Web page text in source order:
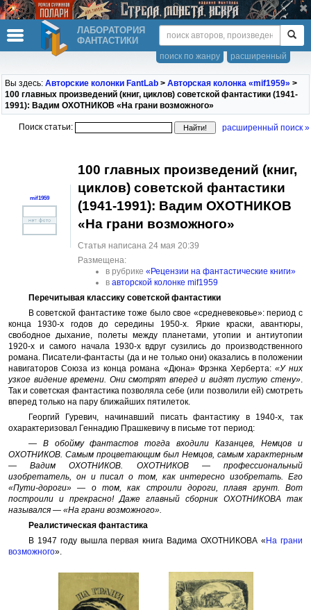
ЛАБОРАТОРИЯ
ФАНТАСТИКИ
расширенный
поиск по жанру
Вы здесь: Авторские колонки FantLab > Авторская колонка «mif1959» >
100 главных произведений (книг, циклов) советской фантастики (1941-
1991): Вадим ОХОТНИКОВ «На грани возможного»
Поиск статьи: расширенный поиск »
mif1959
100 главных произведений (книг,
циклов) советской фантастики
(1941-1991): Вадим ОХОТНИКОВ
«На грани возможного»
Статья написана 24 мая 20:39
Размещена:
в рубрике «Рецензии на фантастические книги»
в авторской колонке mif1959
Перечитывая классику советской фантастики
В советской фантастике тоже было свое «средневековье»: период с
конца 1930-х годов до середины 1950-х. Яркие краски, авантюры,
свободное дыхание, полеты между планетами, утопии и антиутопии
1920-х и самого начала 1930-х вдруг сузились до производственного
романа. Писатели-фантасты (да и не только они) оказались в положении
навигаторов Союза из конца романа «Дюна» Фрэнка Херберта: «У них
узкое видение времени. Они смотрят вперед и видят пустую стену».
Так и советская фантастика позволяла себе (или позволили ей) смотреть
вперед только на пару ближайших пятилеток.
Георгий Гуревич, начинавший писать фантастику в 1940-х, так
охарактеризовал Геннадию Прашкевичу в письме тот период:
— В обойму фантастов тогда входили Казанцев, Немцов и
ОХОТНИКОВ. Самым процветающим был Немцов, самым характерным
— Вадим ОХОТНИКОВ. ОХОТНИКОВ — профессиональный
изобретатель, он и писал о том, как интересно изобретать. Его
«Пути-дороги» — о том, как строили дороги, плавя грунт. Вот
построили и прекрасно! Даже главный сборник ОХОТНИКОВА так
назывался — «На грани возможного».
Реалистическая фантастика
В 1947 году вышла первая книга Вадима ОХОТНИКОВА « На грани
возможного».